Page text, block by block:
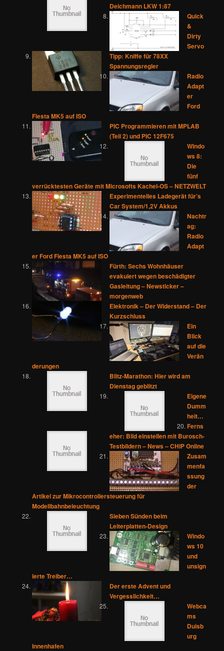
Deichmann LKW 1:87
Quick
&
Dirty
Servo
Tipp: Kniffe für 78XX
Spannungsregler
Radio
Adapt
er
Ford
Fiesta MK5 auf ISO
PIC Programmieren mit MPLAB
(Teil 2) und PIC 12F675
Windo
ws 8:
Die
fünf
verrücktesten Geräte mit Microsofts Kachel-OS – NETZWELT
Experimentelles Ladegerät für’s
Car System/1,2V Akkus
Nachtr
ag:
Radio
Adapt
er Ford Fiesta MK5 auf ISO
Fürth: Sechs Wohnhäuser
evakuiert wegen beschädigter
Gasleitung – Newsticker –
morgenweb
Elektronik – Der Widerstand – Der
Kurzschluss
Ein
Blick
auf die
Verän
derungen
Blitz-Marathon: Hier wird am
Dienstag geblitzt
Eigene
Dumm
heit…
Ferns
eher: Bild einstellen mit Burosch-
Testbildern – News – CHIP Online
Zusam
menfa
ssung
der
Artikel zur Mikrocontrollersteuerung für
Modellbahnbeleuchtung
Sieben Sünden beim
Leiterplatten-Design
Windo
ws 10
und
unsign
ierte Treiber…
Der erste Advent und
Vergesslichkeit…
Webca
ms
Duisb
urg
Innenhafen